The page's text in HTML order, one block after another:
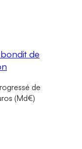
de
de
(Md€)